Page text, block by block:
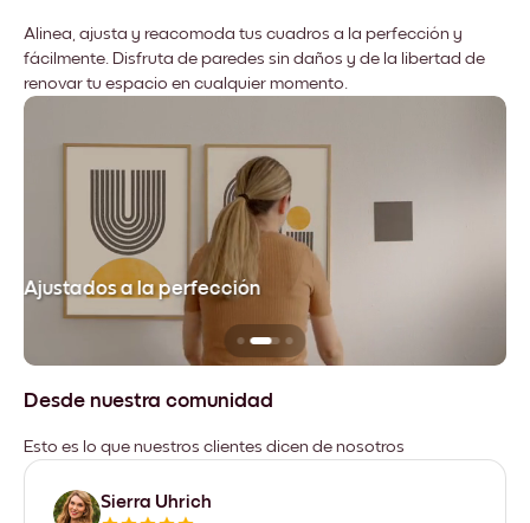
Alinea, ajusta y reacomoda tus cuadros a la perfección y
fácilmente. Disfruta de paredes sin daños y de la libertad de
renovar tu espacio en cualquier momento.
Ajustados a la perfección
Desde nuestra comunidad
Esto es lo que nuestros clientes dicen de nosotros
Sierra Uhrich